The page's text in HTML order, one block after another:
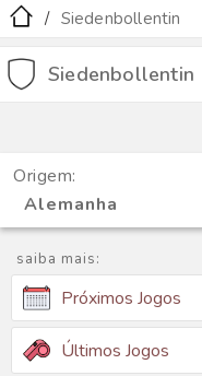
Siedenbollentin
Siedenbollentin
Origem:
Alemanha
saiba mais:
Próximos Jogos
Últimos Jogos